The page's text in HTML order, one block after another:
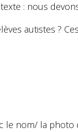
: nous
autistes ?
le nom/ la photo